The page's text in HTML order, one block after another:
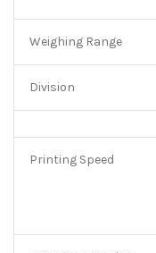
Weighing Range
Division
Printing Speed